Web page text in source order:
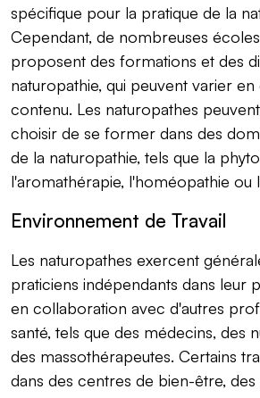
spécifique pour la pratique de la
Cependant, de nombreuses
proposent des formations et des
naturopathie, qui peuvent varier
contenu. Les naturopathes
choisir de se former dans des
de la naturopathie, tels que la
l'aromathérapie, l'homéopathie ou
Environnement de Travail
Les naturopathes exercent
praticiens indépendants dans leur
en collaboration avec d'autres
santé, tels que des médecins, des
des massothérapeutes. Certains
dans des centres de bien-être, des